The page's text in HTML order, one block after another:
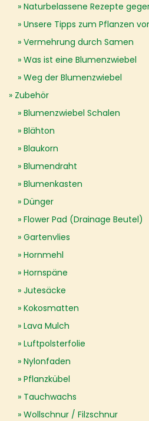
Naturbelassene Rezepte
Unsere Tipps zum Pflanzen
Vermehrung durch Samen
Was ist eine Blumenzwiebel
Weg der Blumenzwiebel
Zubehör
Blumenzwiebel Schalen
Blähton
Blaukorn
Blumendraht
Blumenkasten
Dünger
Flower Pad (Drainage Beutel)
Gartenvlies
Hornmehl
Hornspäne
Jutesäcke
Kokosmatten
Lava Mulch
Luftpolsterfolie
Nylonfaden
Pflanzkübel
Tauchwachs
Wollschnur / Filzschnur